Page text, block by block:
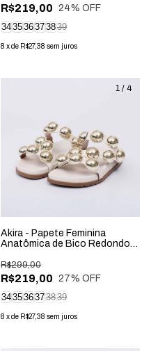
R$219,00 24% OFF
343536373839
8 xde R$27,38 sem juros
1 / 4
Akira - Papete Feminina
Anatômica de Bico Redondo
R$219,00
R$299,00
27% OFF
343536373839
8 xde R$27,38 sem juros